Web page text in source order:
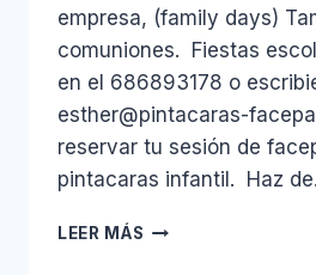
empresa, (family days)
comuniones. Fiestas
en el 686893178 o
esther@pintacaras-
reservar tu sesión de
pintacaras infantil. Haz
LEER MÁS ¿QUE